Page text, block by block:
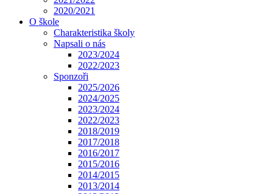
2020/2021
O škole
Charakteristika školy
Napsali o nás
2023/2024
2022/2023
Sponzoři
2025/2026
2024/2025
2023/2024
2022/2023
2018/2019
2017/2018
2016/2017
2015/2016
2014/2015
2013/2014